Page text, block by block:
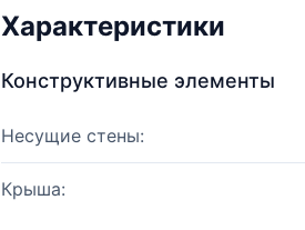
Характеристики
Конструктивные элементы
Несущие стены:
Крыша: